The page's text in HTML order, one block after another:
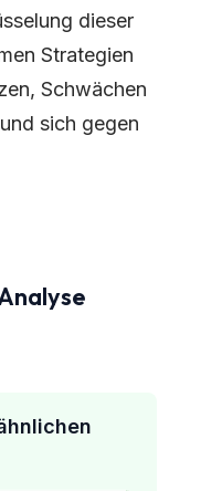
dieser
Strategien
Schwächen
sich gegen